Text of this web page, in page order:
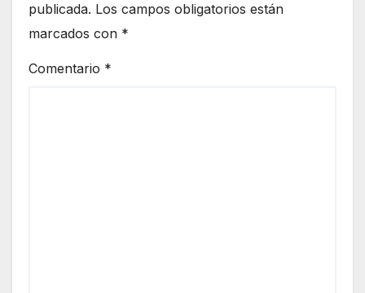
publicada. Los campos obligatorios están
marcados con *
Comentario *